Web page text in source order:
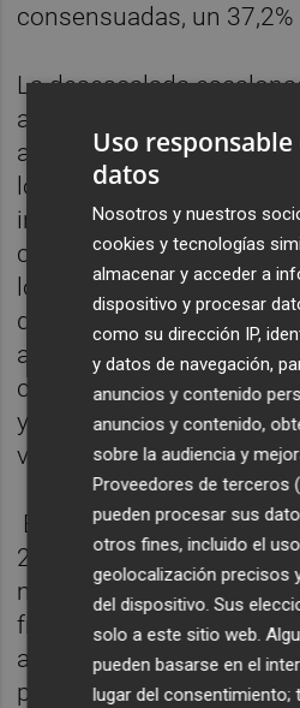
consensuadas, un 37,2%
La desescalada
administración de
adoptar medidas de
los juzgados y la
incidencia de la
características de la
los indicadores en ese
diferentes a las de
anterior que es
conclusiones de los
y aconsejan tomar con
variaciones interanuales.
Entre abril y junio de
2.100 demandas en el
modalidades de
frente a las 3.382
antes. Pese a ello, la
presenta la tercera tasa
Uso responsable
datos
Nosotros y nuestros
cookies y tecnologías
almacenar y acceder a
dispositivo y procesar
como su dirección IP,
y datos de navegación,
anuncios y contenido
anuncios y contenido,
sobre la audiencia y
Proveedores de terceros
pueden procesar sus
otros fines, incluido el
geolocalización precisos
del dispositivo. Sus
solo a este sitio web.
pueden basarse en el
lugar del consentimiento;